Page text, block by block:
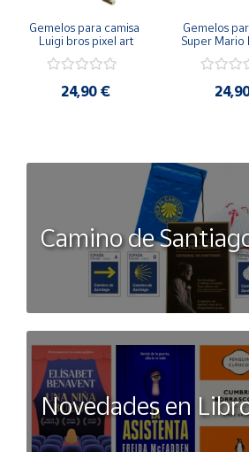
Gemelos para camisa
Luigi bros pixel art
24,90 €
Gemelos
Super Mario
Camino de
Novedades en